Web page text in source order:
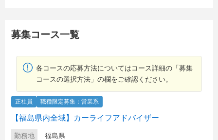
募集コース一覧
各コースの応募方法についてはコース詳細の「募集
コースの選択方法」の欄をご確認ください。
正社員 職種限定募集：営業系
【福島県内全域】カーライフアドバイザー
勤務地 福島県